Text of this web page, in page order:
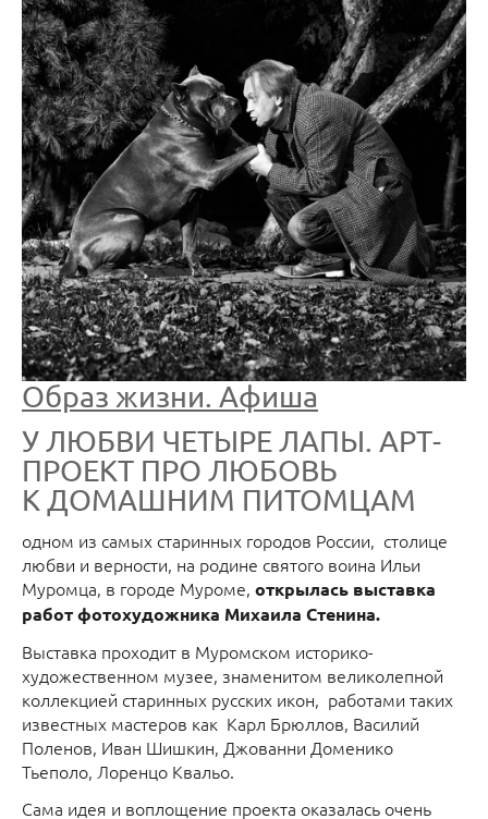
Образ жизни. Афиша
У ЛЮБВИ ЧЕТЫРЕ ЛАПЫ. АРТ-
ПРОЕКТ ПРО ЛЮБОВЬ
К ДОМАШНИМ ПИТОМЦАМ
одном из самых старинных городов России, столице
любви и верности, на родине святого воина Ильи
Муромца, в городе Муроме, открылась выставка
работ фотохудожника Михаила Стенина.
Выставка проходит в Муромском историко-
художественном музее, знаменитом великолепной
коллекцией старинных русских икон, работами таких
известных мастеров как Карл Брюллов, Василий
Поленов, Иван Шишкин, Джованни Доменико
Тьеполо, Лоренцо Квальо.
Сама идея и воплощение проекта оказалась очень